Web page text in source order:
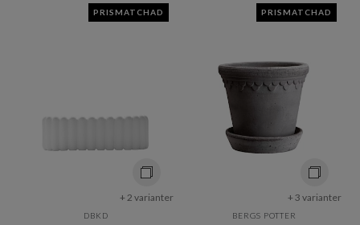
PRISMATCHAD
+ 2 varianter
DBKD
PRISMATCHAD
+ 3 varianter
BERGS POTTER